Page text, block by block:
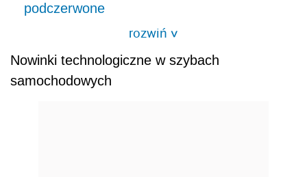
podczerwone
rozwiń>
Nowinki technologiczne w szybach
samochodowych